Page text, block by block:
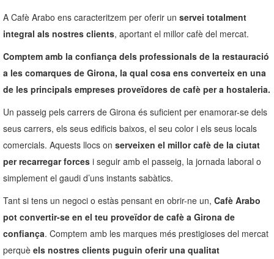
A Cafè Arabo ens caracteritzem per oferir un servei totalment
integral als nostres clients, aportant el millor cafè del mercat.
Comptem amb la confiança dels professionals de la restauració
a les comarques de Girona, la qual cosa ens converteix en una
de les principals empreses proveïdores de cafè per a hostaleria.
Un passeig pels carrers de Girona és suficient per enamorar-se dels
seus carrers, els seus edificis baixos, el seu color i els seus locals
comercials. Aquests llocs on serveixen el millor cafè de la ciutat
per recarregar forces i seguir amb el passeig, la jornada laboral o
simplement el gaudi d’uns instants sabàtics.
Tant si tens un negoci o estàs pensant en obrir-ne un, Cafè Arabo
pot convertir-se en el teu proveïdor de cafè a Girona de
confiança. Comptem amb les marques més prestigioses del mercat
perquè els nostres clients puguin oferir una qualitat